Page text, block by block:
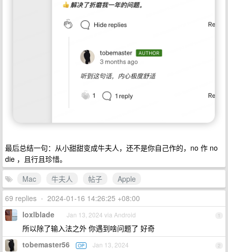
最后总结一句：从小甜甜变成牛夫人，还不是你自己作的，no 作 no
die ，且行且珍惜。
Mac
牛夫人 帖子
Apple
69 replies • 2024-01-16 14:26:25 +08:00
1
loxlblade Jan 13, 2024 via Android
所以除了输入法之外 你遇到啥问题了 好奇
2
tobemaster56 OP Jan 13, 2024